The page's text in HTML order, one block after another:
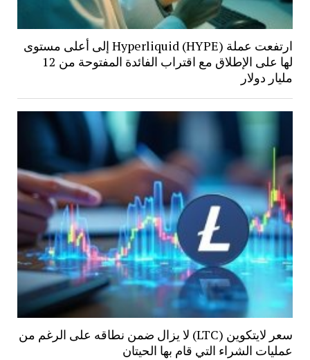
ارتفعت عملة Hyperliquid (HYPE) إلى أعلى مستوى
لها على الإطلاق مع اقتراب الفائدة المفتوحة من 12
مليار دولار
سعر لايتكوين (LTC) لا يزال ضمن نطاقه على الرغم من
عمليات الشراء التي قام بها الحيتان